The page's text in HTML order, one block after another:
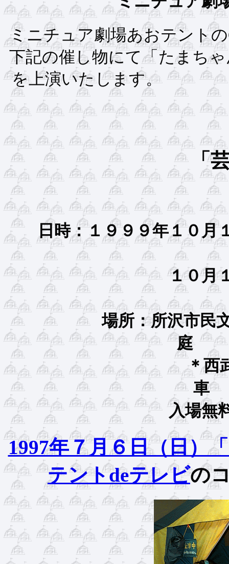
ミニチュア劇場あお
下記の催し物にて「たまち
を上演
「
日時：１９９９年１０月１
１０月１７日（日
場所：所沢市民文
＊西武新宿線
入場無料
1997年７月６日（日
テントdeテレビの